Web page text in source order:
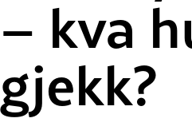
– kva
gjekk?